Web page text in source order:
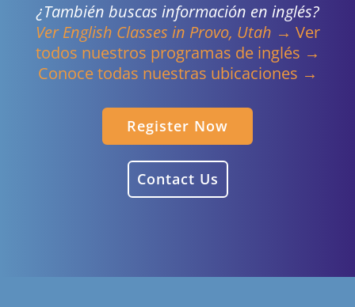
¿También buscas información en inglés?
Ver English Classes in Provo, Utah → Ver
todos nuestros programas de inglés →
Conoce todas nuestras ubicaciones →
Register Now
Contact Us